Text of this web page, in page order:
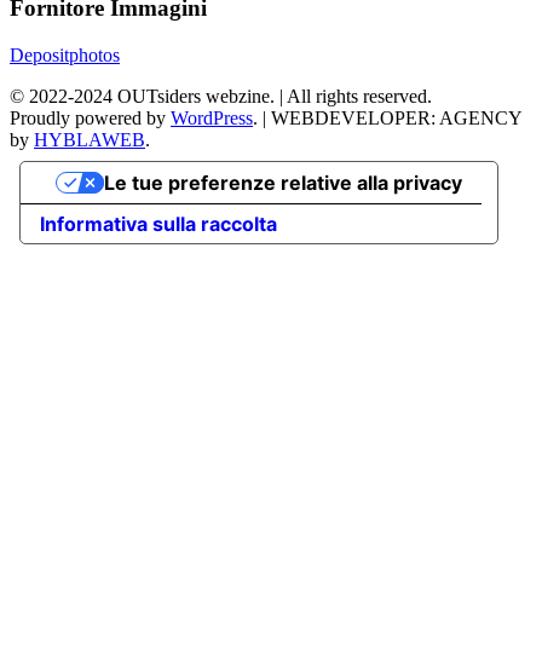
Fornitore Immagini
Depositphotos
© 2022-2024 OUTsiders webzine. | All rights reserved.
Proudly powered by WordPress. | WEBDEVELOPER: AGENCY
by HYBLAWEB.
Informativa sulla raccolta
Le tue preferenze relative alla privacy